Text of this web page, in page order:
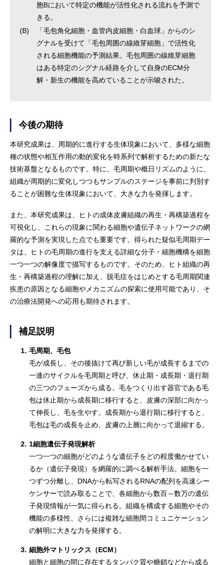
胞Bにおいて特定の機能が活性化される流れを予測で
きる。
(B)
「毛包角化細胞・血管内皮細胞・白血球」からのシ
グナルを受けて「毛包周囲の線維芽細胞」で活性化
される細胞機能の予測結果。毛包周囲の線維芽細胞
はある特定のシグナル経路を介して自身のECM分
解・新生の機能を高めていることが示唆された。
今後の期待
本研究成果は、周期的に進行する生体現象において、多様な細胞
種の状態や相互作用の動的変化を時系列で解析するための新たな
技術基盤となるものです。特に、毛周期や概日リズムのように、
組織が周期的に変化しつつもサンプルのステージを事前に判別す
ることが困難な生体現象において、大きな力を発揮します。
また、本研究成果は、ヒトの成体皮膚組織の再生・再構築過程を
可視化し、これらの現象に関わる細胞や遺伝子ネットワークの網
羅的な予測を実現した点でも重要です。得られた疑似毛周期デー
タは、ヒトの毛周期の進行を支える詳細な分子・細胞機構を細胞
一つ一つの解像度で描写するものです。そのため、ヒト組織の再
生・再構築過程の理解に加え、脱毛症をはじめとする毛周期関連
疾患の原因となる細胞やメカニズムの探索に使用可能であり、そ
の治療法開発への応用も期待されます。
補足説明
1. 毛周期、毛包
毛が成長し、その後抜けて再び新しい毛が成長するまでの
一連のサイクルを毛周期と呼び、休止期・成長期・退行期
の三つのフェーズから成る。毛をつくり出す器官である毛
包は休止期から成長期に移行すると、皮膚の深部に向かっ
て伸長し、毛を生やす。成長期から退行期に移行すると、
毛包は毛の成長を止め、皮膚の上層に向かって退縮する。
2. 1細胞遺伝子発現解析
一つ一つの細胞がどのような遺伝子をどの程度働かせてい
るか（遺伝子発現）を網羅的に調べる解析手法。細胞を一
つずつ分離し、DNAから転写されるRNAの配列を高速シー
ケンサーで読み取ることで、各細胞から数百～数万の遺伝
子発現情報が一気に得られる。組織を構成する細胞やその
機能の多様性、さらには複雑な細胞間コミュニケーション
の解明に大きな力を発揮する。
3. 細胞外マトリックス（ECM）
細胞と細胞の間に存在するタンパク質や糖鎖などから成る